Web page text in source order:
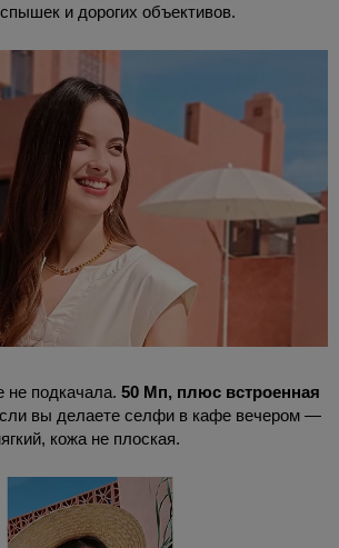
и дорогих объективов.
подкачала. 50 Мп, плюс встроенная
вы делаете селфи в кафе вечером —
кожа не плоская.